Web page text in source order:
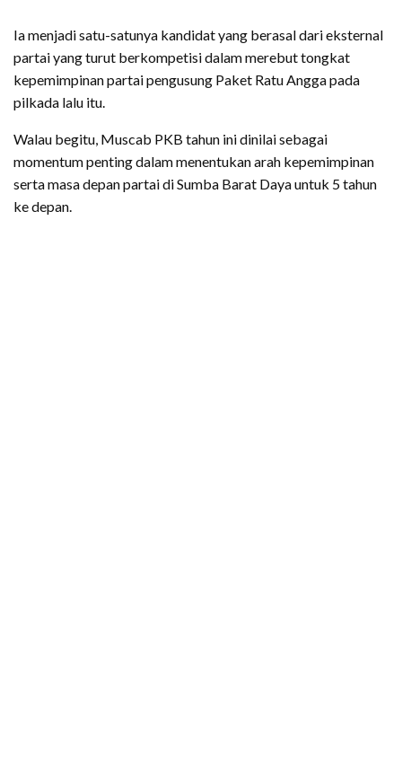
Ia menjadi satu-satunya kandidat yang berasal dari eksternal
partai yang turut berkompetisi dalam merebut tongkat
kepemimpinan partai pengusung Paket Ratu Angga pada
pilkada lalu itu.
Walau begitu, Muscab PKB tahun ini dinilai sebagai
momentum penting dalam menentukan arah kepemimpinan
serta masa depan partai di Sumba Barat Daya untuk 5 tahun
ke depan.